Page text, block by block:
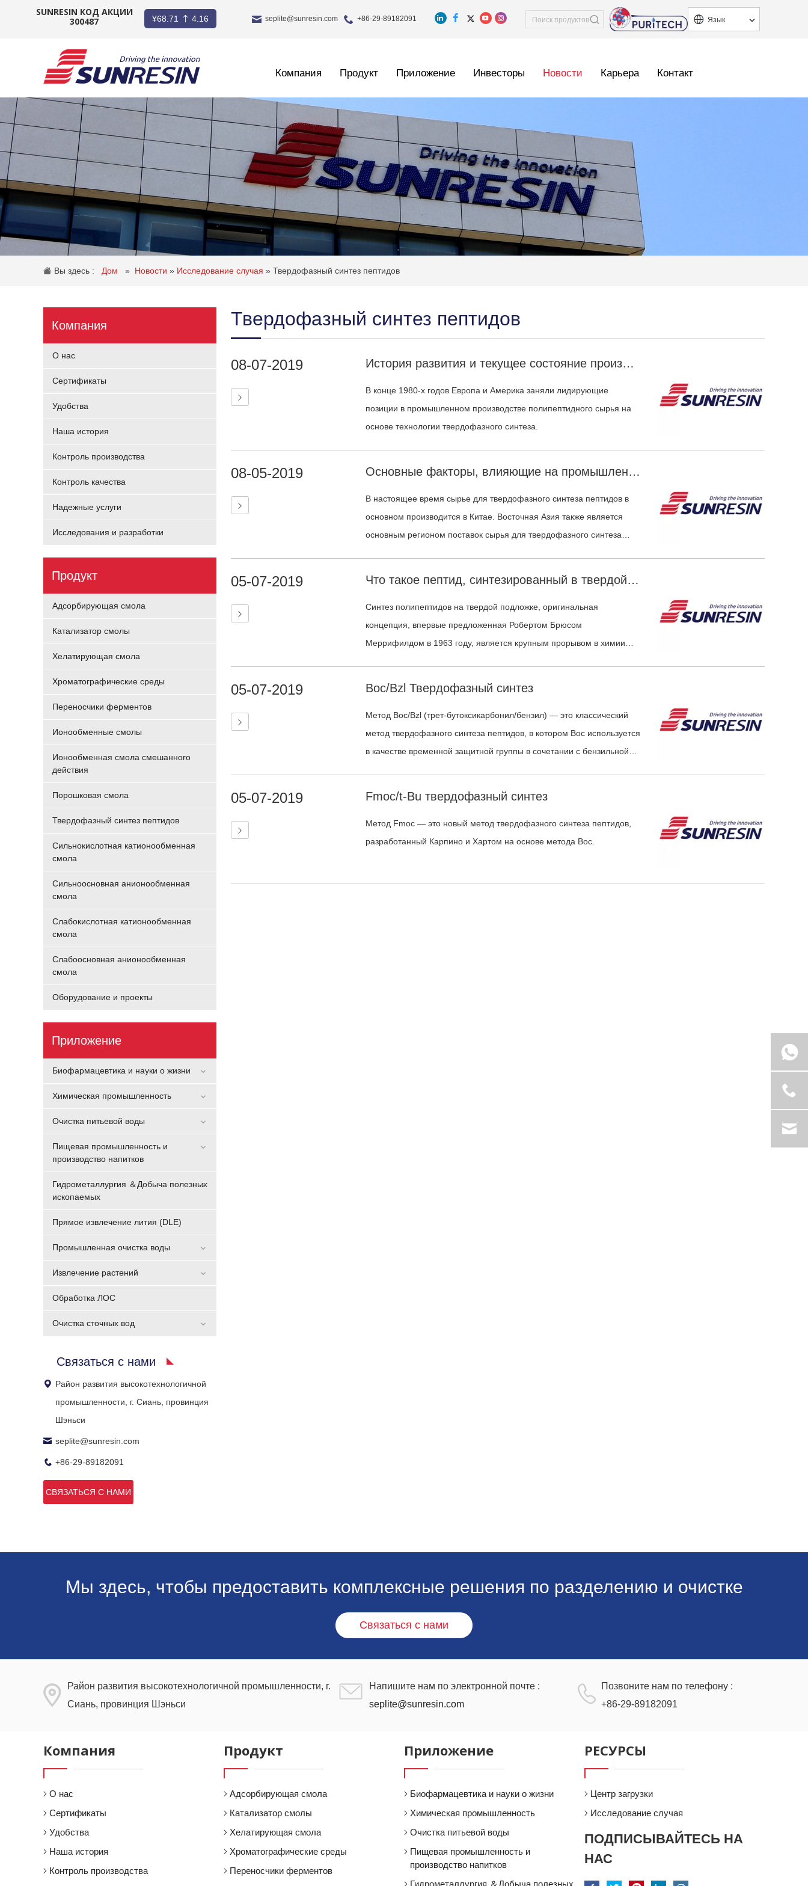
КОМПАНИЯ
ПРОДУКТ
ПРИЛОЖЕНИЕ
ИНВЕСТОРЫ
НОВОСТИ
КАРЬЕРА
КОНТАКТ
SUNRESIN КОД АКЦИИ
300487
¥68.71 4.16 seplite@sunresin.com +86-29-89182091 Язык
Компания Продукт Приложение Инвесторы Новости Карьера Контакт
Вы здесь : Дом » Новости » Исследование случая » Твердофазный синтез пептидов
Твердофазный синтез пептидов
08-07-2019 История развития и текущее состояние производства лекарственных препаратов на основе сырья для твердофазного синтеза пептидов
В конце 1980-х годов Европа и Америка заняли лидирующие
позиции в промышленном производстве полипептидного сырья на
основе технологии твердофазного синтеза.
08-05-2019 Основные факторы, влияющие на промышленное производство сырья для твердофазного синтеза пептидов.
В настоящее время сырье для твердофазного синтеза пептидов в
основном производится в Китае. Восточная Азия также является
основным регионом поставок сырья для твердофазного синтеза
и другие аспекты. Зачастую крайние значения одного параметра
оказываются неоптимальным выбором.
05-07-2019 Что такое пептид, синтезированный в твердой фазе?
Синтез полипептидов на твердой подложке, оригинальная
концепция, впервые предложенная Робертом Брюсом
Меррифилдом в 1963 году, является крупным прорывом в химии
05-07-2019 Boc/Bzl Твердофазный синтез
Метод Boc/Bzl (трет-бутоксикарбонил/бензил) — это классический
метод твердофазного синтеза пептидов, в котором Boc используется
в качестве временной защитной группы в сочетании с бензильной
05-07-2019 Fmoc/t-Bu твердофазный синтез
Метод Fmoc — это новый метод твердофазного синтеза пептидов,
разработанный Карпино и Хартом на основе метода Boc.
Компания
О нас
Сертификаты
Удобства
Наша история
Контроль производства
Контроль качества
Надежные услуги
Исследования и разработки
Продукт
Адсорбирующая смола
Катализатор смолы
Хелатирующая смола
Хроматографические среды
Переносчики ферментов
Ионообменные смолы
Ионообменная смола смешанного
действия
Порошковая смола
Твердофазный синтез пептидов
Сильнокислотная катионообменная
смола
Сильноосновная анионообменная
смола
Слабокислотная катионообменная
смола
Слабоосновная анионообменная
смола
Оборудование и проекты
Приложение
Биофармацевтика и науки о жизни
Химическая промышленность
Очистка питьевой воды
Пищевая промышленность и
производство напитков
Гидрометаллургия ＆Добыча полезных
ископаемых
Прямое извлечение лития (DLE)
Промышленная очистка воды
Извлечение растений
Обработка ЛОС
Очистка сточных вод
Связаться с нами
Район развития высокотехнологичной
промышленности, г. Сиань, провинция
Шэньси
seplite@sunresin.com
+86-29-89182091
СВЯЗАТЬСЯ С НАМИ
Мы здесь, чтобы предоставить комплексные решения по разделению и очистке
Связаться с нами
Район развития высокотехнологичной промышленности, г.
Сиань, провинция Шэньси
Напишите нам по электронной почте :
seplite@sunresin.com
Позвоните нам по телефону :
+86-29-89182091
Компания
О нас
Сертификаты
Удобства
Наша история
Контроль производства
Продукт
Адсорбирующая смола
Катализатор смолы
Хелатирующая смола
Хроматографические среды
Переносчики ферментов
Приложение
Биофармацевтика и науки о жизни
Химическая промышленность
Очистка питьевой воды
Пищевая промышленность и
производство напитков
РЕСУРСЫ
Центр загрузки
Исследование случая
ПОДПИСЫВАЙТЕСЬ НА
НАС